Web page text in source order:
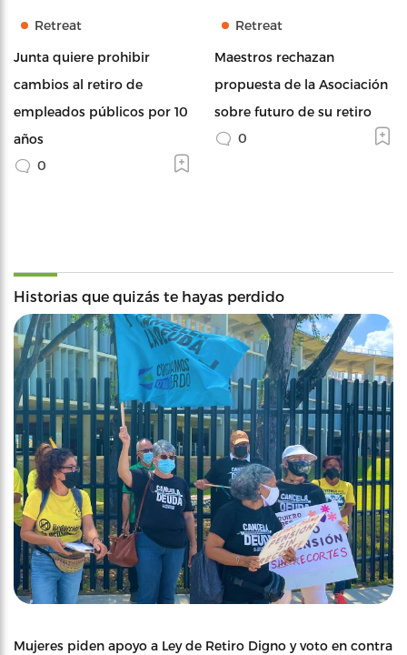
Retreat
Junta quiere prohibir
cambios al retiro de
empleados públicos por 10
años
0
Retreat
Maestros rechazan
propuesta de la Asociación
sobre futuro de su retiro
0
Historias que quizás te hayas perdido
Mujeres piden apoyo a Ley de Retiro Digno y voto en contra